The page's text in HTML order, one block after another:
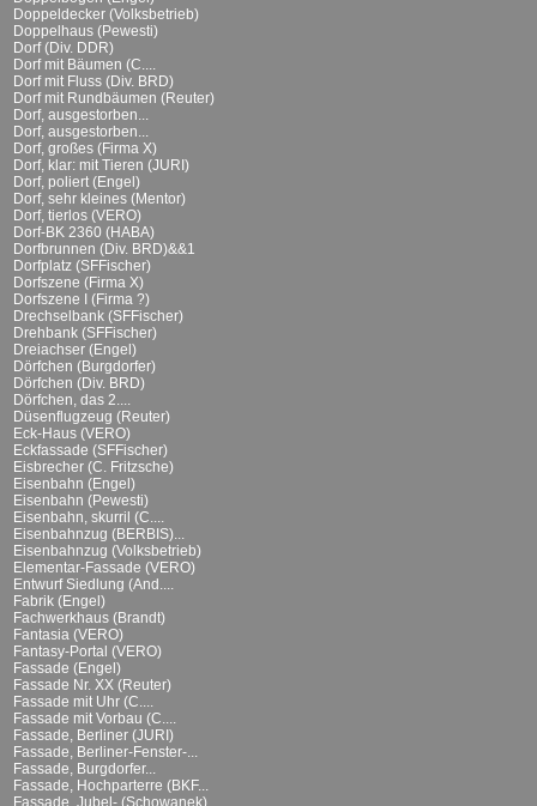
Doppeldecker (Volksbetrieb)
Doppelhaus (Pewesti)
Dorf (Div. DDR)
Dorf mit Bäumen (C....
Dorf mit Fluss (Div. BRD)
Dorf mit Rundbäumen (Reuter)
Dorf, ausgestorben...
Dorf, ausgestorben...
Dorf, großes (Firma X)
Dorf, klar: mit Tieren (JURI)
Dorf, poliert (Engel)
Dorf, sehr kleines (Mentor)
Dorf, tierlos (VERO)
Dorf-BK 2360 (HABA)
Dorfbrunnen (Div. BRD)&&1
Dorfplatz (SFFischer)
Dorfszene (Firma X)
Dorfszene I (Firma ?)
Drechselbank (SFFischer)
Drehbank (SFFischer)
Dreiachser (Engel)
Dörfchen (Burgdorfer)
Dörfchen (Div. BRD)
Dörfchen, das 2....
Düsenflugzeug (Reuter)
Eck-Haus (VERO)
Eckfassade (SFFischer)
Eisbrecher (C. Fritzsche)
Eisenbahn (Engel)
Eisenbahn (Pewesti)
Eisenbahn, skurril (C....
Eisenbahnzug (BERBIS)...
Eisenbahnzug (Volksbetrieb)
Elementar-Fassade (VERO)
Entwurf Siedlung (And....
Fabrik (Engel)
Fachwerkhaus (Brandt)
Fantasia (VERO)
Fantasy-Portal (VERO)
Fassade (Engel)
Fassade Nr. XX (Reuter)
Fassade mit Uhr (C....
Fassade mit Vorbau (C....
Fassade, Berliner (JURI)
Fassade, Berliner-Fenster-...
Fassade, Burgdorfer...
Fassade, Hochparterre (BKF...
Fassade, Jubel- (Schowanek)